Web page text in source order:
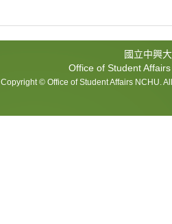
國立中興
Office of Student
Copyright © Office of Student Affairs NCHU.